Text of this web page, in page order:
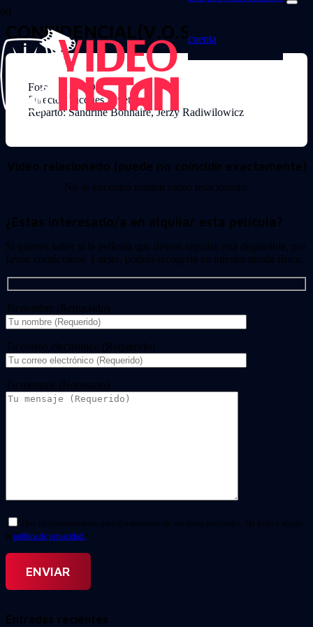
cuenta
CONFIDENCIAL(V.O.S.)
Formato: DVD
Director: Jacques Rivette
Reparto: Sandrine Bonnaire, Jerzy Radiwilowicz
Video relacionado (puede no coincidir exactamente)
No se encontró ningún video relacionado.
¿Estas interesado/a en alquilar esta película?
Si quieres saber si la película que deseas alquilar está disponible, por
favor, contáctanos. Luego, podrás recogerla en nuestra tienda física.
Tu nombre (Requerido)
Tu correo electrónico (Requerido)
Tu mensaje (Necesario)
Doy mi consentimiento para el tratamiento de mis datos personales. He leído y acepto
la política de privacidad. *
Entradas recientes